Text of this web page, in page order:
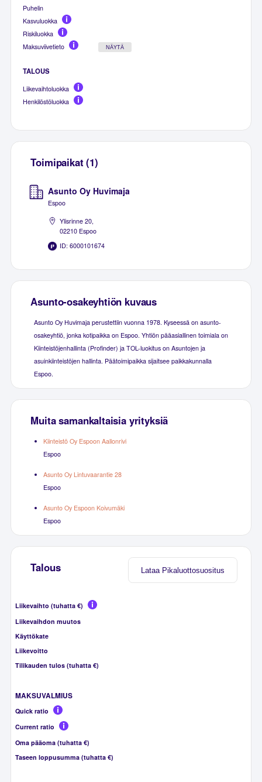
Puhelin
Kasvuluokka
Riskiluokka
Maksuviivetieto
NÄYTÄ
TALOUS
Liikevaihtoluokka
Henkilöstöluokka
Toimipaikat (1)
Asunto Oy Huvimaja
Espoo
Ylisrinne 20,
02210 Espoo
ID: 6000101674
Asunto-osakeyhtiön kuvaus
Asunto Oy Huvimaja perustettiin vuonna 1978. Kyseessä on asunto-
osakeyhtiö, jonka kotipaikka on Espoo. Yhtiön pääasiallinen toimiala on
Kiinteistöjenhallinta (Profinder) ja TOL-luokitus on Asuntojen ja
asuinkiinteistöjen hallinta. Päätoimipaikka sijaitsee paikkakunnalla
Espoo.
Muita samankaltaisia yrityksiä
Kiinteistö Oy Espoon Aallonrivi
Espoo
Asunto Oy Lintuvaarantie 28
Espoo
Asunto Oy Espoon Koivumäki
Espoo
Lataa Pikaluottosuositus
Talous
Liikevaihto (tuhatta €)
Liikevaihdon muutos
Käyttökate
Liikevoitto
Tilikauden tulos (tuhatta €)
MAKSUVALMIUS
Quick ratio
Current ratio
Oma pääoma (tuhatta €)
Taseen loppusumma (tuhatta €)